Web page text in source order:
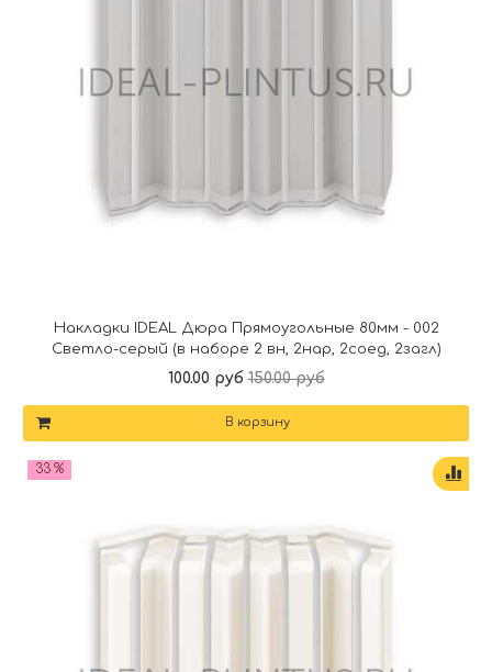
Накладки IDEAL Дюра Прямоугольные 80мм - 002
Светло-серый (в наборе 2 вн, 2нар, 2соед, 2загл)
100.00 руб 150.00 руб
В корзину
33 %